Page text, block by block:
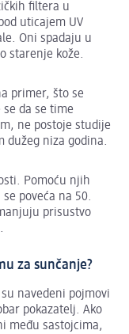
filtera u
uticajem UV
Oni spadaju u
starenje kože.
primer, što se
da se time
ne postoje studije
dužeg niza godina.
Pomoću njih
poveća na 50.
prisustvo
za sunčanje?
navedeni pojmovi
pokazatelj. Ako
među sastojcima,